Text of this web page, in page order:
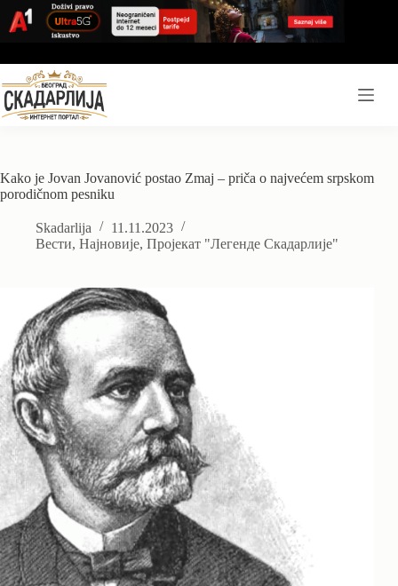
Kako je Jovan Jovanović postao Zmaj – priča o najvećem srpskom
porodičnom pesniku
Skadarlija
11.11.2023
Вести, Најновије, Пројекат "Легенде Скадарлије"